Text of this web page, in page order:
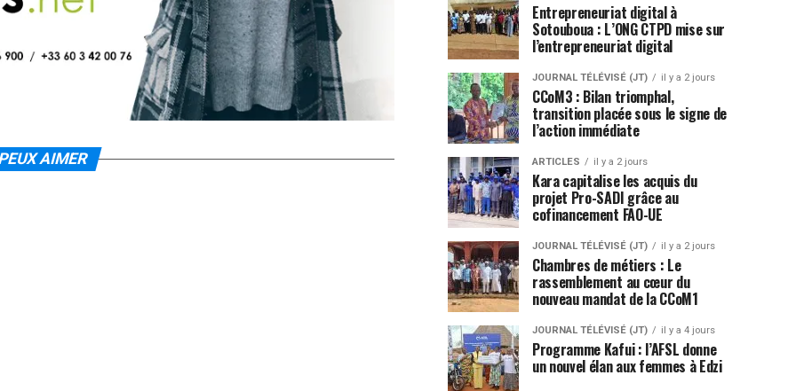
AIMER
Entrepreneuriat digital à
Sotouboua : L’ONG CTPD mise sur
l’entrepreneuriat digital
JOURNAL TÉLÉVISÉ (JT) il y a 2 jours
CCoM3 : Bilan triomphal,
transition placée sous le signe de
l’action immédiate
ARTICLES il y a 2 jours
Kara capitalise les acquis du
projet Pro-SADI grâce au
cofinancement FAO-UE
JOURNAL TÉLÉVISÉ (JT) il y a 2 jours
Chambres de métiers : Le
rassemblement au cœur du
nouveau mandat de la CCoM1
JOURNAL TÉLÉVISÉ (JT) il y a 4 jours
Programme Kafui : l’AFSL donne
un nouvel élan aux femmes à Edzi